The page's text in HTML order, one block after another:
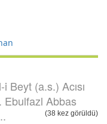
Beyt (a.s.) Acısı
Ebulfazl Abbas
(38 kez görüldü)